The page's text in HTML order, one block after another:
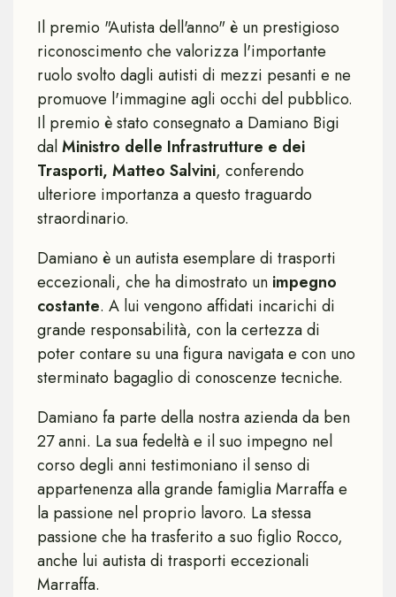
Il premio "Autista dell'anno" è un prestigioso
riconoscimento che valorizza l'importante
ruolo svolto dagli autisti di mezzi pesanti e ne
promuove l'immagine agli occhi del pubblico.
Il premio è stato consegnato a Damiano Bigi
dalMinistro delle Infrastrutture e dei
Trasporti, Matteo Salvini, conferendo
ulteriore importanza a questo traguardo
straordinario.
Damiano è un autista esemplare di trasporti
eccezionali, che ha dimostrato un impegno
costante. A lui vengono affidati incarichi di
grande responsabilità, con la certezza di
poter contare su una figura navigata e con uno
sterminato bagaglio di conoscenze tecniche.
Damiano fa parte della nostra azienda da ben
27 anni. La sua fedeltà e il suo impegno nel
corso degli anni testimoniano il senso di
appartenenza alla grande famiglia Marraffa e
la passione nel proprio lavoro. La stessa
passione che ha trasferito a suo figlio Rocco,
anche lui autista di trasporti eccezionali
Marraffa.